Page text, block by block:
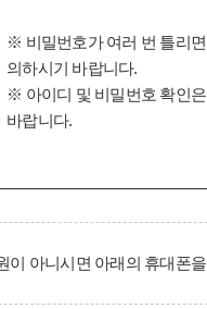
※ 비밀번호가 여러 번 틀리
의하시기 바랍니다.
※ 아이디 및 비밀번호 확인
바랍니다.
이 아니시면 아래의 휴대폰